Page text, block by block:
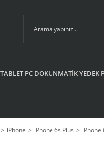
TABLET PC DOKUNMATİK YEDEK
iPhone iPhone 6s Plus iPhone